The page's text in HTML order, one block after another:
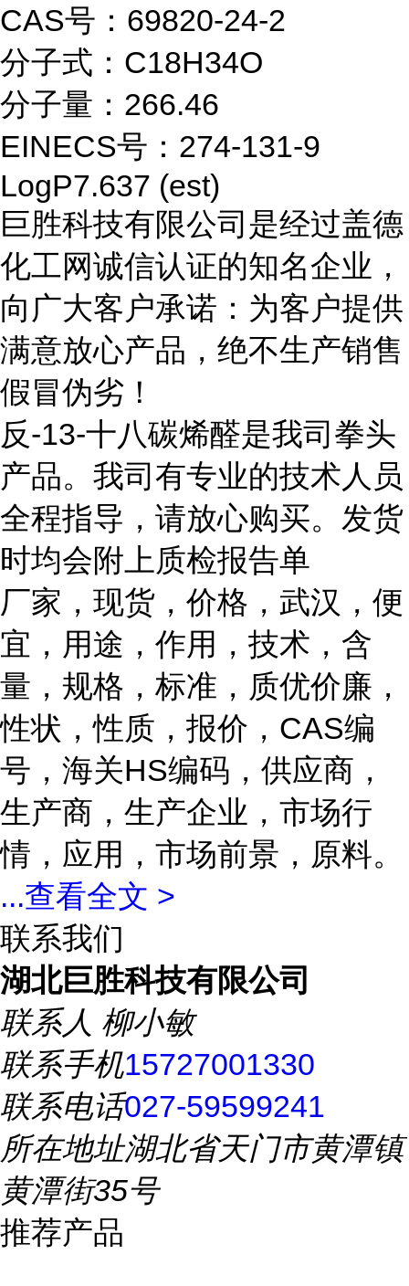
CAS号：69820-24-2
分子式：C18H34O
分子量：266.46
EINECS号：274-131-9
LogP7.637 (est)
巨胜科技有限公司是经过盖德
化工网诚信认证的知名企业，
向广大客户承诺：为客户提供
满意放心产品，绝不生产销售
假冒伪劣！
反-13-十八碳烯醛是我司拳头
产品。我司有专业的技术人员
全程指导，请放心购买。发货
时均会附上质检报告单
厂家，现货，价格，武汉，便
宜，用途，作用，技术，含
量，规格，标准，质优价廉，
性状，性质，报价，CAS编
号，海关HS编码，供应商，
生产商，生产企业，市场行
情，应用，市场前景，原料。
...查看全文 >
联系我们
湖北巨胜科技有限公司
联系人 柳小敏
联系手机15727001330
联系电话027-59599241
所在地址湖北省天门市黄潭镇
黄潭街35号
推荐产品